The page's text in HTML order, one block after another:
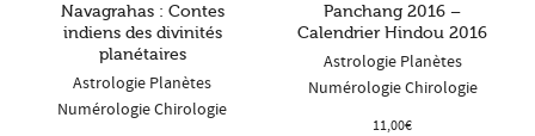
Navagrahas : Contes
indiens des divinités
planétaires
Astrologie Planètes
Numérologie Chirologie
Panchang 2016 –
Calendrier Hindou 2016
Astrologie Planètes
Numérologie Chirologie
11,00€